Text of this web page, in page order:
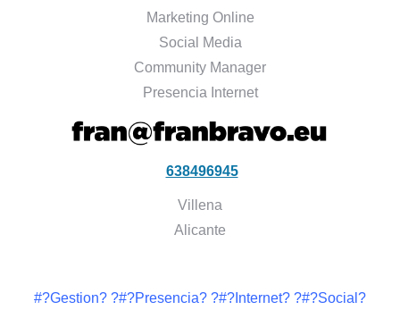
Marketing Online
Social Media
Community Manager
Presencia Internet
638496945
Villena
Alicante
#?Gestion? ?#?Presencia? ?#?Internet? ?#?Social?